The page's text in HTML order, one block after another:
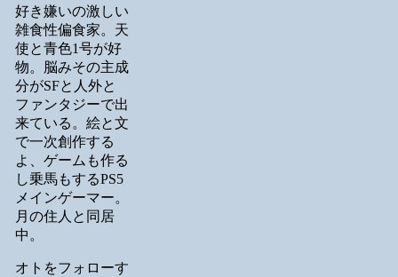
好き嫌いの激しい
雑食性偏食家。天
使と青色1号が好
物。脳みその主成
分がSFと人外と
ファンタジーで出
来ている。絵と文
で一次創作する
よ、ゲームも作る
し乗馬もするPS5
メインゲーマー。
月の住人と同居
中。
オトをフォローす